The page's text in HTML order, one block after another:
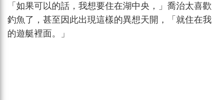
「如果可以的話，我想要住在湖中央，」喬治太喜歡
釣魚了，甚至因此出現這樣的異想天開，「就住在我
的遊艇裡面。」